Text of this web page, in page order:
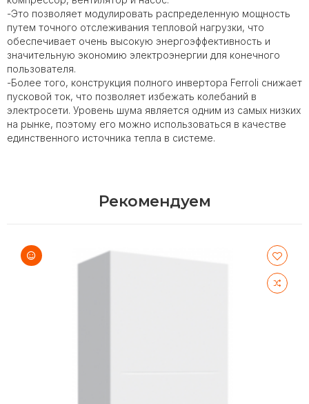
-Это позволяет модулировать распределенную мощность
путем точного отслеживания тепловой нагрузки, что
обеспечивает очень высокую энергоэффективность и
значительную экономию электроэнергии для конечного
пользователя.
-Более того, конструкция полного инвертора Ferroli снижает
пусковой ток, что позволяет избежать колебаний в
электросети. Уровень шума является одним из самых низких
на рынке, поэтому его можно использоваться в качестве
единственного источника тепла в системе.
Рекомендуем